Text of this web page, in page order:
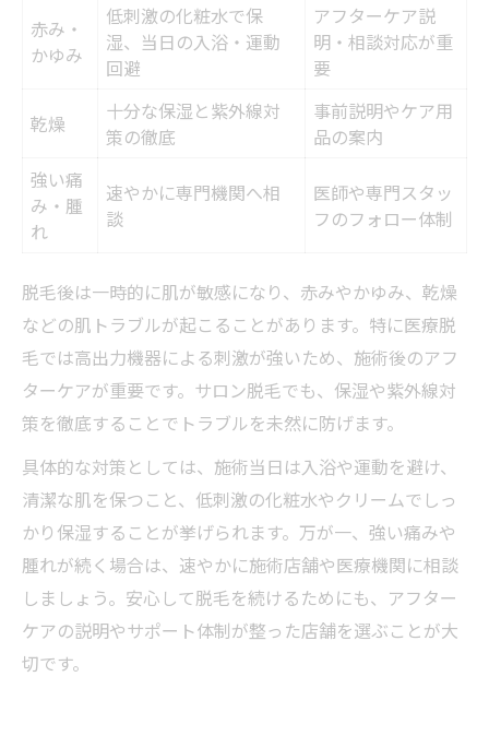
赤み・
かゆみ
低刺激の化粧水で保
湿、当日の入浴・運動
回避
アフターケア説
明・相談対応が重
要
乾燥
十分な保湿と紫外線対
策の徹底
事前説明やケア用
品の案内
強い痛
み・腫
れ
速やかに専門機関へ相
談
医師や専門スタッ
フのフォロー体制
脱毛後は一時的に肌が敏感になり、赤みやかゆみ、乾燥
などの肌トラブルが起こることがあります。特に医療脱
毛では高出力機器による刺激が強いため、施術後のアフ
ターケアが重要です。サロン脱毛でも、保湿や紫外線対
策を徹底することでトラブルを未然に防げます。
具体的な対策としては、施術当日は入浴や運動を避け、
清潔な肌を保つこと、低刺激の化粧水やクリームでしっ
かり保湿することが挙げられます。万が一、強い痛みや
腫れが続く場合は、速やかに施術店舗や医療機関に相談
しましょう。安心して脱毛を続けるためにも、アフター
ケアの説明やサポート体制が整った店舗を選ぶことが大
切です。